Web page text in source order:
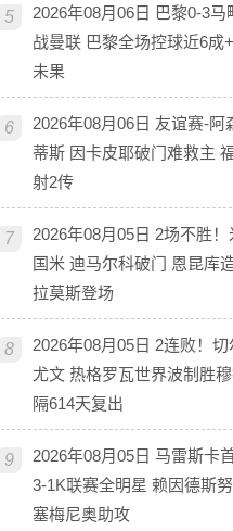
5
2026年08月06日 巴黎0-3马
战曼联 巴黎全场控球近6成
未果
6
2026年08月06日 友谊赛-阿
蒂斯 因卡皮耶破门难救主
射2传
7
2026年08月05日 2场不胜！
国米 迪马尔科破门 恩昆库
拉莫斯登场
8
2026年08月05日 2连败！切
尤文 热格罗瓦世界波制胜
隔614天复出
9
2026年08月05日 马雷斯卡
3-1K联赛全明星 赖因德斯
塞梅尼奥助攻